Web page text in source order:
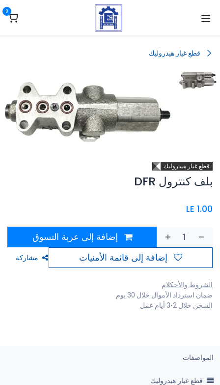
0
قطع غيار هيدروليك
قطع غيار هيدروليك
بلف كنترول DFR
1.00
إضافة إلى عربة التسوق
إضافة إلى قائمة الأمنيات
مشاركة
الشروط والأحكلام
ضمان استرداد الأموال خلال 30 يوم
الشحن خلال 2-3 أيام عمل
المواصفات
قطع غيار هيدروليك